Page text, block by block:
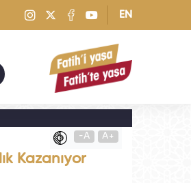
EN
-A A+
Kazanıyor